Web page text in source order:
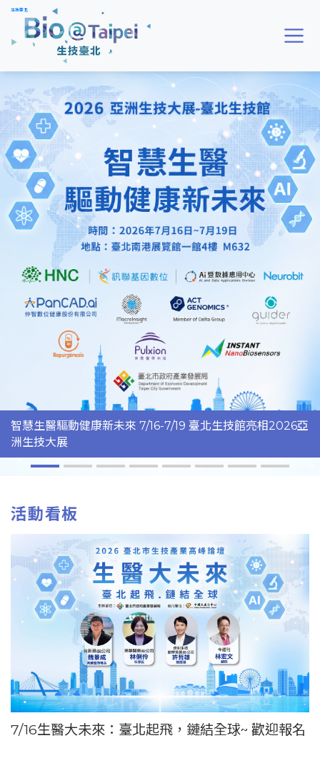
跳到主要內容區
生技臺北
智慧生醫驅動健康新未來 7/16-7/19 臺北生技館亮相2026亞
洲生技大展
活動看板
7/16生醫大未來：臺北起飛，鏈結全球~ 歡迎報名